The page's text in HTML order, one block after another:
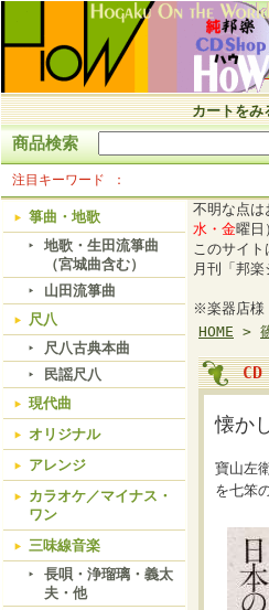
カートをみ
商品検索
注目キーワード
箏曲・地歌
地歌・生田流箏曲
（宮城曲含む）
山田流箏曲
尺八
尺八古典本曲
民謡尺八
現代曲
オリジナル
アレンジ
カラオケ／マイナス・
ワン
三味線音楽
長唄・浄瑠璃・義太
夫・他
不明な点は
水・金曜日
このサイ
月刊「邦
※楽器店様
HOME >
懐か
寶山左
を七笨